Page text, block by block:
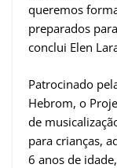
queremos
preparados
conclui Elen
Patrocinado
Hebrom, o
de
para crianças,
6 anos de